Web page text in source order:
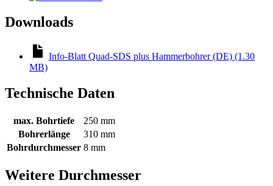
Downloads
Info-Blatt Quad-SDS plus Hammerbohrer (DE) (1.30
MB)
Technische Daten
max. Bohrtiefe
250 mm
Bohrerlänge
310 mm
Bohrdurchmesser 8 mm
Weitere Durchmesser